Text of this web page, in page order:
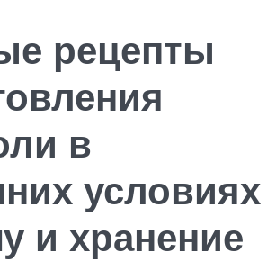
рецепты
в
условиях
и хранение